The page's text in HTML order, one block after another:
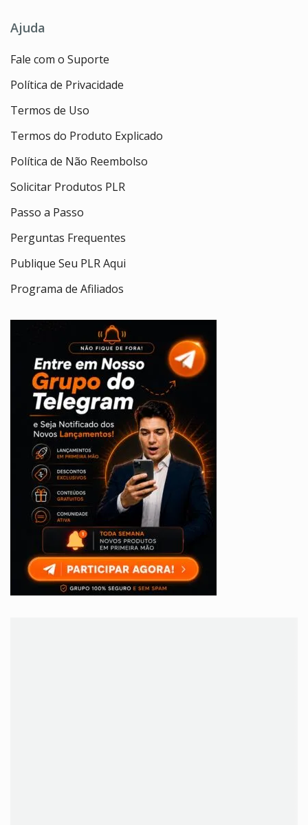
Ajuda
Fale com o Suporte
Política de Privacidade
Termos de Uso
Termos do Produto Explicado
Política de Não Reembolso
Solicitar Produtos PLR
Passo a Passo
Perguntas Frequentes
Publique Seu PLR Aqui
Programa de Afiliados